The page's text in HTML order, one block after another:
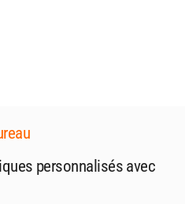
personnalisés avec